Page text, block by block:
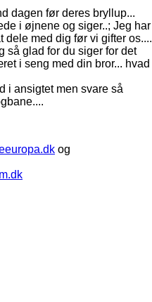
dagen før deres bryllup...
i øjnene og siger..; Jeg har
med dig før vi gifter os....
så glad for du siger for det
i seng med din bror... hvad
i ansigtet men svare så
og